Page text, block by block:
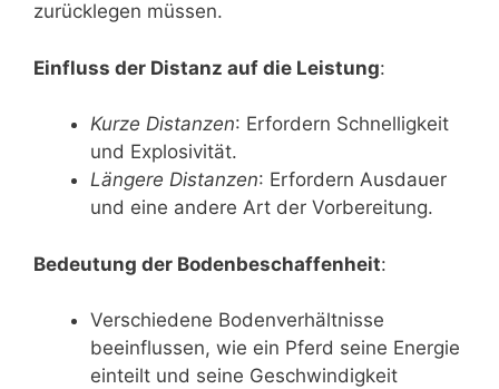
zurücklegen müssen.
Einfluss der Distanz auf die Leistung:
Kurze Distanzen: Erfordern Schnelligkeit
und Explosivität.
Längere Distanzen: Erfordern Ausdauer
und eine andere Art der Vorbereitung.
Bedeutung der Bodenbeschaffenheit:
Verschiedene Bodenverhältnisse
beeinflussen, wie ein Pferd seine Energie
einteilt und seine Geschwindigkeit